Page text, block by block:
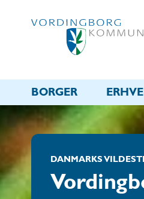
BORGER
DANMARKS